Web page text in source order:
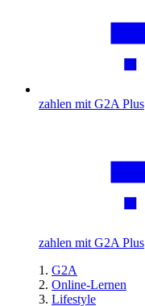
zahlen mit G2A Plus
zahlen mit G2A Plus
G2A
Online-Lernen
Lifestyle